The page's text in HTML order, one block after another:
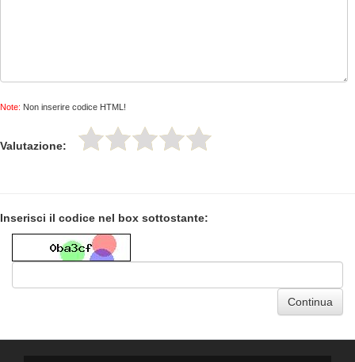
Note: Non inserire codice HTML!
Valutazione:
Inserisci il codice nel box sottostante:
Continua